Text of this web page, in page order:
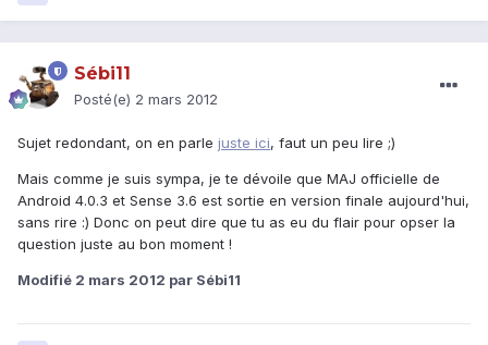
Sébi11
Posté(e) 2 mars 2012
Sujet redondant, on en parle juste ici, faut un peu lire ;)
Mais comme je suis sympa, je te dévoile que MAJ officielle de
Android 4.0.3 et Sense 3.6 est sortie en version finale aujourd'hui,
sans rire :) Donc on peut dire que tu as eu du flair pour opser la
question juste au bon moment !
Modifié 2 mars 2012 par Sébi11